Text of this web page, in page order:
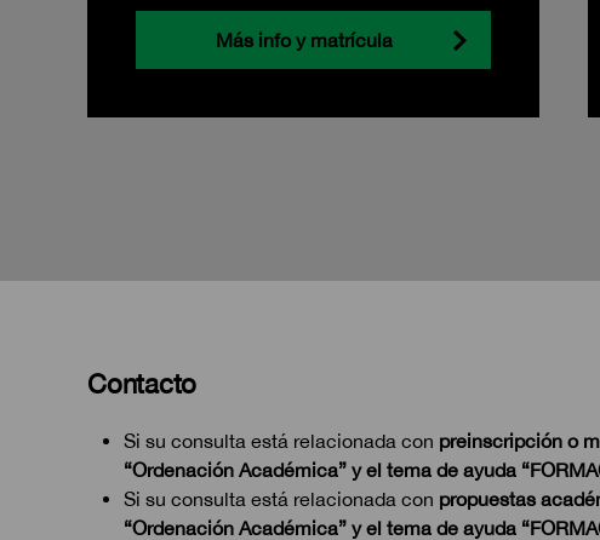
Más info y matrícula
Contacto
Si su consulta está relacionada con preinscripción o
“Ordenación Académica” y el tema de ayuda
Si su consulta está relacionada con propuestas
“Ordenación Académica” y el tema de ayuda